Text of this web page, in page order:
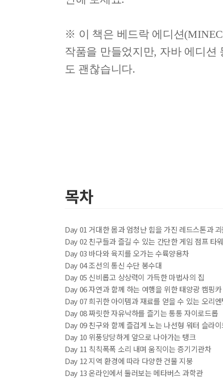
※ 이 책은 베드락 에디션
작품을 만들었지만, 자바 에디션
도 괜찮습니다.
목차
Day 01 거대한 몸과 엄청난 힘을 가진 레드스톤과
Day 02 친구들과 즐길 수 있는 간단한 게임 점프 타워
Day 03 바다와 육지를 오가는 수륙양용차
Day 04 조선의 통신 수단 봉수대
Day 05 신비롭고 상상력이 가득한 마법사의 집
Day 06 자연과 함께 하는 여행을 위한 태양광 캠핑카
Day 07 희귀한 아이템과 재료를 얻을 수 있는 오리
Day 08 짜릿한 자유낙하를 즐기는 통통 자이로드롭
Day 09 친구와 함께 즐겁게 노는 나선형 워터 슬라
Day 10 위풍당당하게 앞으로 나아가는 탱크
Day 11 칙칙폭폭 소리 내며 움직이는 증기기관차
Day 12 지역 환경에 따라 다양한 건물 지붕
Day 13 온라인에서 둘러보는 메타버스 과학관